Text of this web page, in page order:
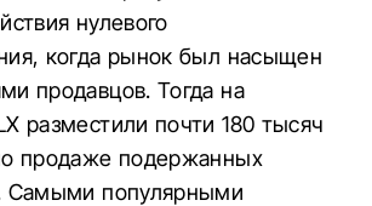
нулевого
когда рынок был насыщен
продавцов. Тогда на
разместили почти 180 тысяч
продаже подержанных
Самыми популярными